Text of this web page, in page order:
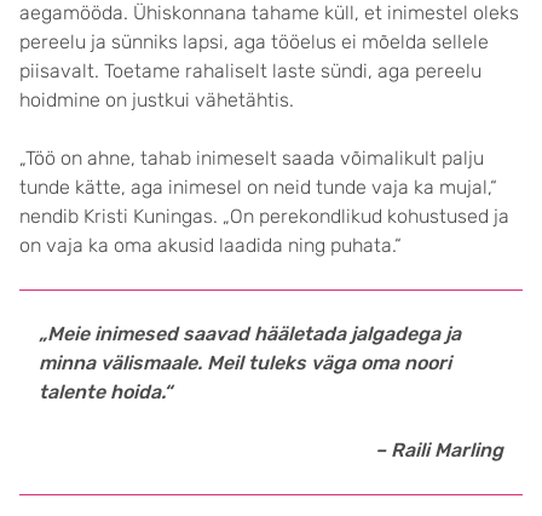
aegamööda. Ühiskonnana tahame küll, et inimestel oleks
pereelu ja sünniks lapsi, aga tööelus ei mõelda sellele
piisavalt. Toetame rahaliselt laste sündi, aga pereelu
hoidmine on justkui vähetähtis.
„Töö on ahne, tahab inimeselt saada võimalikult palju
tunde kätte, aga inimesel on neid tunde vaja ka mujal,“
nendib Kristi Kuningas. „On perekondlikud kohustused ja
on vaja ka oma akusid laadida ning puhata.“
„Meie inimesed saavad hääletada jalgadega ja
minna välismaale. Meil tuleks väga oma noori
talente hoida.“
– Raili Marling